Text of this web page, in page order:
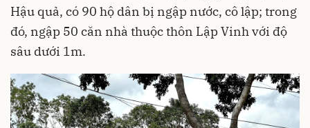
Hậu quả, có 90 hộ dân bị ngập nước, cô lập; trong
đó, ngập 50 căn nhà thuộc thôn Lập Vinh với độ
sâu dưới 1m.